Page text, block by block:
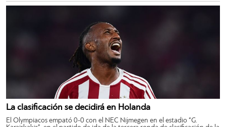
La clasificación se decidirá en Holanda
El Olympiacos empató 0-0 con el NEC Nijmegen en el estadio “G.